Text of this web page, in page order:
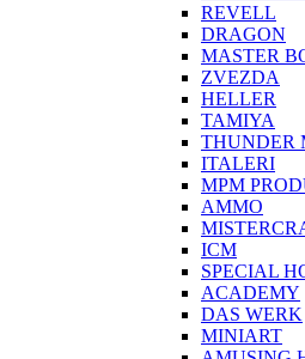
REVELL
DRAGON
MASTER
ZVEZDA
HELLER
TAMIYA
THUNDER
ITALERI
MPM
AMMO
ICM
SPECIAL
ACADEMY
DAS WERK
MINIART